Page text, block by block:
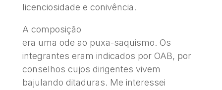
licenciosidade e conivência.
A composição
era uma ode ao puxa-saquismo. Os
integrantes eram indicados por OAB, por
conselhos cujos dirigentes vivem
bajulando ditaduras. Me interessei